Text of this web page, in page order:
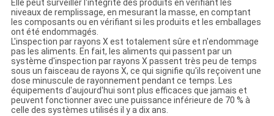
Elle peut surveiller l'intégrité des produits en vérifiant les
niveaux de remplissage, en mesurant la masse, en comptant
les composants ou en vérifiant si les produits et les emballages
ont été endommagés.
L'inspection par rayons X est totalement sûre et n'endommage
pas les aliments. En fait, les aliments qui passent par un
système d'inspection par rayons X passent très peu de temps
sous un faisceau de rayons X, ce qui signifie qu'ils reçoivent une
dose minuscule de rayonnement pendant ce temps. Les
équipements d'aujourd'hui sont plus efficaces que jamais et
peuvent fonctionner avec une puissance inférieure de 70 % à
celle des systèmes utilisés il y a dix ans.